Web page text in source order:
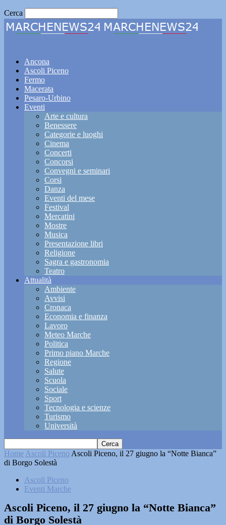
Cerca
Ancona
Ascoli Piceno
Fermo
Macerata
Pesaro-Urbino
Eventi
Arte e cultura
Benessere
Categorie e luoghi
Cinema
Concerti
Concorsi
Convegni e seminari
Corsi
Danza
Eventi del mese
Festival
Mercatini
Mostre
Musica
Presentazione libri
Religione
Sagra e gastronomia
Teatro
Attualità
Ambiente
Avvisi
Cronaca
Economia e finanza
Lavoro
Meteo Marche
Politica
Primo piano Marche
Regione
Salute
Scuola
Sociale
Sport
Tecnologia e scienze
Turismo
Università
Home Ascoli Piceno Ascoli Piceno, il 27 giugno la “Notte Bianca”
di Borgo Solestà
Ascoli Piceno
Eventi Marche
Ascoli Piceno, il 27 giugno la “Notte Bianca”
di Borgo Solestà